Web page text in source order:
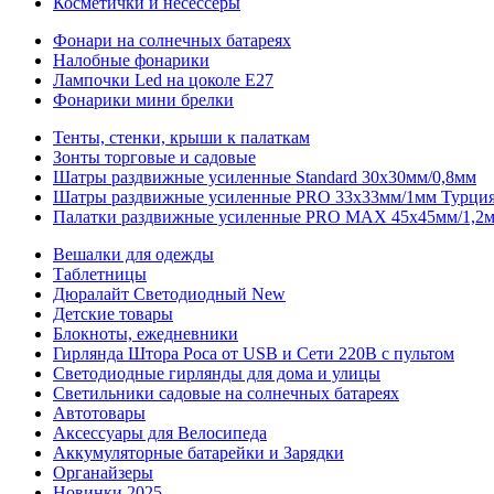
Фонари на солнечных батареях
Налобные фонарики
Лампочки Led на цоколе Е27
Фонарики мини брелки
Тенты, стенки, крыши к палаткам
Зонты торговые и садовые
Шатры раздвижные усиленные Standard 30х30мм/0,8мм
Шатры раздвижные усиленные PRO 33х33мм/1мм
Палатки раздвижные усиленные PRO MAX 45х45мм/
Вешалки для одежды
Таблетницы
Дюралайт Светодиодный New
Детские товары
Блокноты, ежедневники
Гирлянда Штора Роса от USB и Сети 220В с пультом
Светодиодные гирлянды для дома и улицы
Светильники садовые на солнечных батареях
Автотовары
Аксессуары для Велосипеда
Аккумуляторные батарейки и Зарядки
Органайзеры